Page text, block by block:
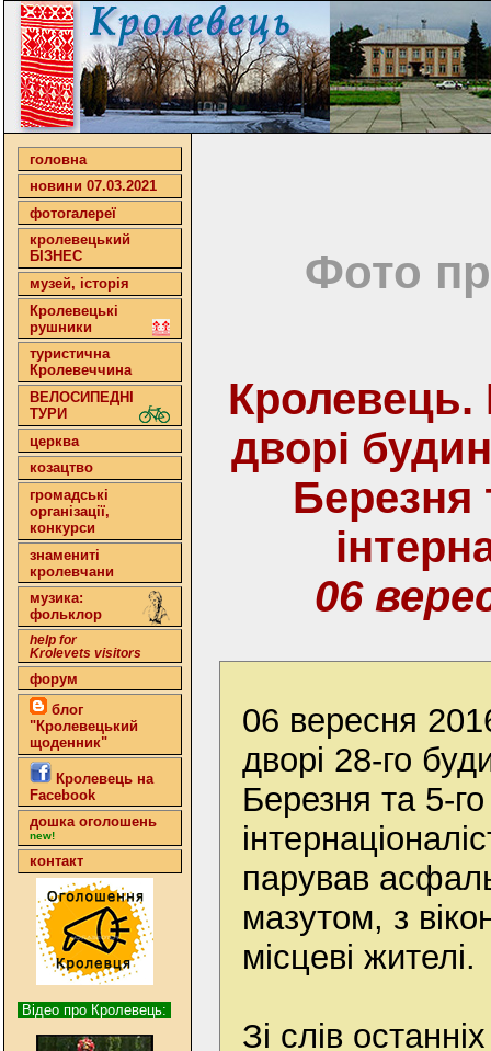
головна
новини 07.03.2021
фотогалереї
кролевецький
БІЗНЕС
музей, історія
Кролевецькі
рушники
туристична
Кролевеччина
ВЕЛОСИПЕДНІ
ТУРИ
церква
козацтво
громадські
організації,
конкурси
знамениті
кролевчани
музика:
фольклор
help for
Krolevets visitors
форум
блог
"Кролевецький
щоденник"
Кролевець на
Facebook
дошка оголошень
new!
контакт
Відео про Кролевець:
Фото
дворі
Березня
06
06 вересня
дворі 28-го
Березня та 5-
парував
мазутом, з
місцеві жителі.
Зі слів